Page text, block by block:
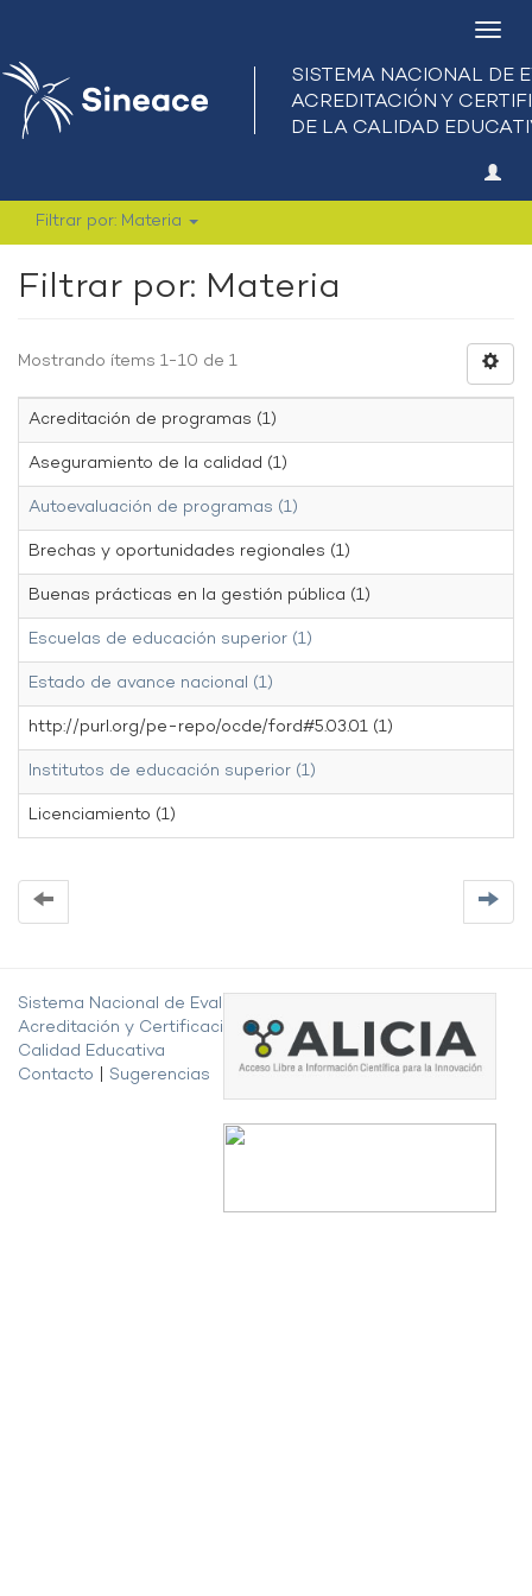
Filtrar por: Materia
Filtrar por: Materia
Mostrando ítems 1-10 de 1
Acreditación de programas (1)
Aseguramiento de la calidad (1)
Autoevaluación de programas (1)
Brechas y oportunidades regionales (1)
Buenas prácticas en la gestión pública (1)
Escuelas de educación superior (1)
Estado de avance nacional (1)
http://purl.org/pe-repo/ocde/ford#5.03.01 (1)
Institutos de educación superior (1)
Licenciamiento (1)
Sistema Nacional de Evaluación,
Acreditación y Certificación de la
Calidad Educativa
Contacto
Sugerencias